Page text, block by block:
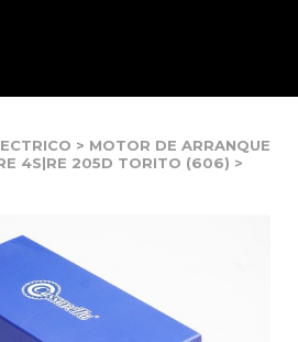
> MOTOR DE ARRANQUE
4S|RE 205D TORITO (606) >